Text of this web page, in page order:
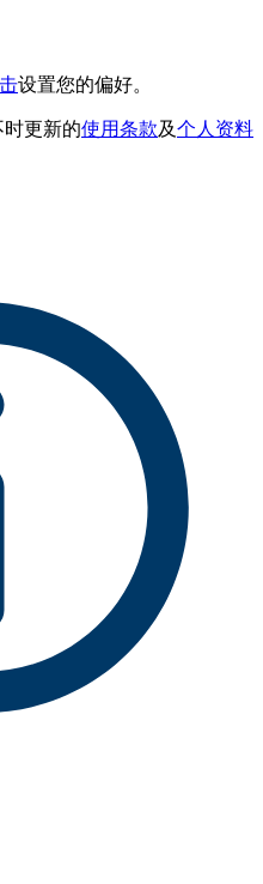
设置您的偏好。
更新的使用条款及个人资料